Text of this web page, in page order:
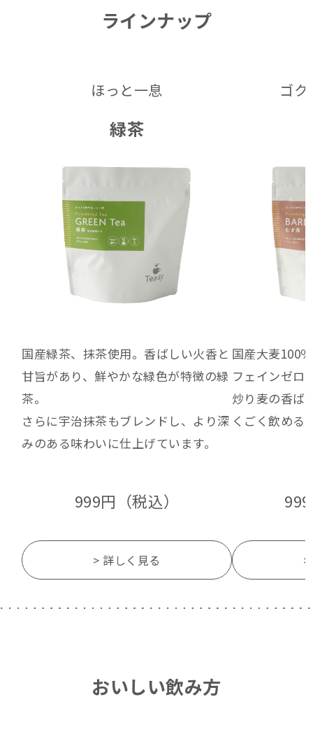
ラインナップ
ほっと一息
緑茶
国産緑茶、抹茶使用。香ばしい火香と
甘旨があり、鮮やかな緑色が特徴の緑
茶。
さらに宇治抹茶もブレンドし、より深
みのある味わいに仕上げています。
999円（税込）
> 詳しく見る
ゴ
国産大麦100
フェインゼロ
炒り麦の香ば
くごく飲める
おいしい飲み方